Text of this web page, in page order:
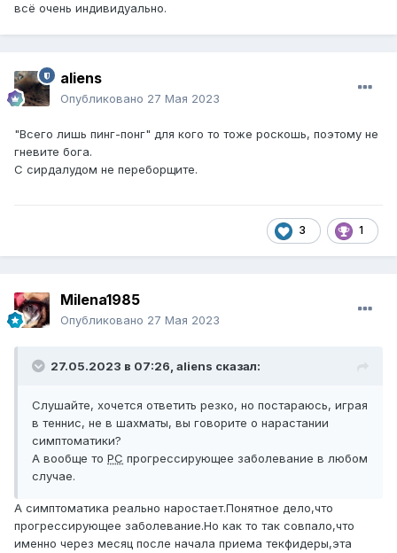
всё очень индивидуально.
aliens
Опубликовано 27 Мая 2023
"Всего лишь пинг-понг" для кого то тоже роскошь, поэтому не
гневите бога.
С сирдалудом не переборщите.
3 1
Milena1985
Опубликовано 27 Мая 2023
27.05.2023 в 07:26, aliens сказал:
Слушайте, хочется ответить резко, но постараюсь, играя
в теннис, не в шахматы, вы говорите о нарастании
симптоматики?
А вообще то РС прогрессирующее заболевание в любом
случае.
А симптоматика реально наростает.Понятное дело,что
прогрессирующее заболевание.Но как то так совпало,что
именно через месяц после начала приема текфидеры,эта